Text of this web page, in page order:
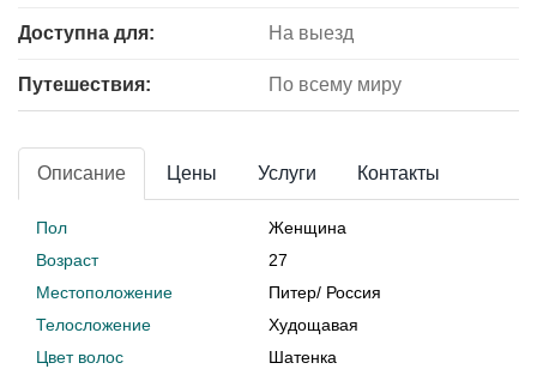
Доступна для: На выезд
Путешествия: По всему миру
Описание Цены Услуги Контакты
Пол
Женщина
Возраст
27
Местоположение
Питер/ Россия
Телосложение
Худощавая
Цвет волос
Шатенка